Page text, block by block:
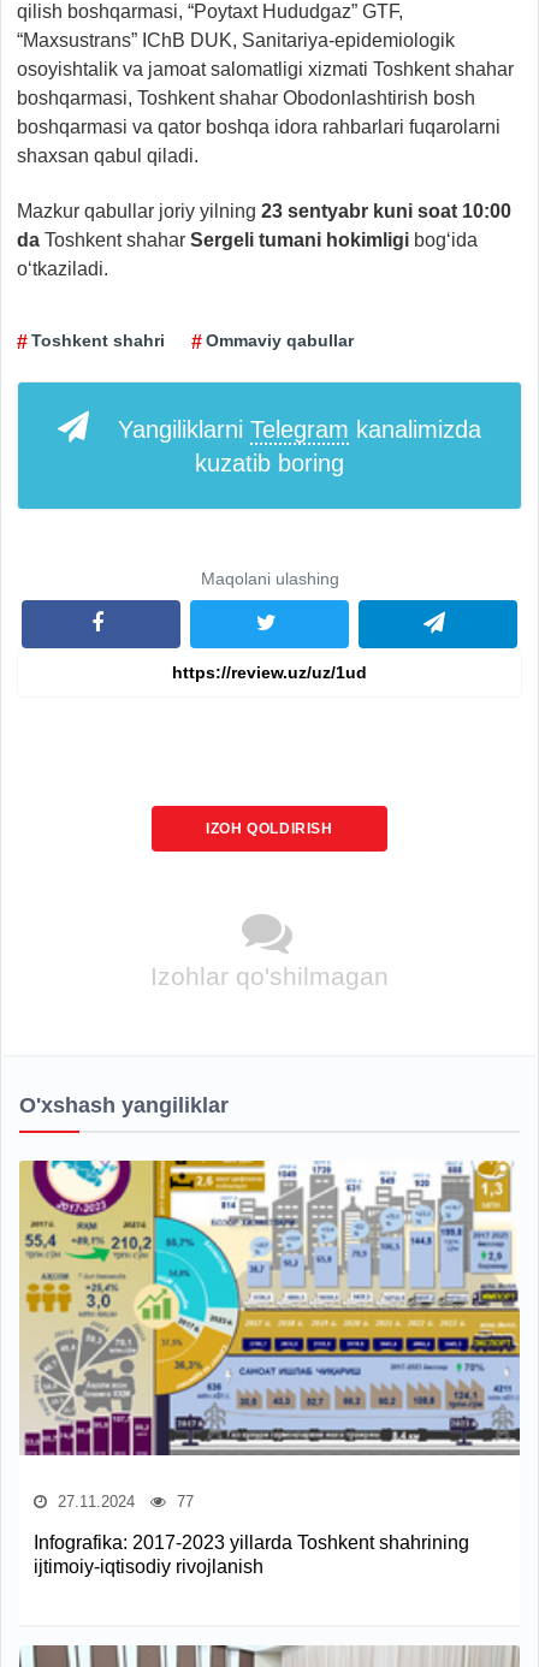
qilish boshqarmasi, “Poytaxt Hududgaz” GTF,
“Maxsustrans” IChB DUK, Sanitariya-epidemiologik
osoyishtalik va jamoat salomatligi xizmati Toshkent shahar
boshqarmasi, Toshkent shahar Obodonlashtirish bosh
boshqarmasi va qator boshqa idora rahbarlari fuqarolarni
shaxsan qabul qiladi.
Mazkur qabullar joriy yilning 23 sentyabr kuni soat 10:00
da Toshkent shahar Sergeli tumani hokimligi bog‘ida
o‘tkaziladi.
Toshkent shahri Ommaviy qabullar
Yangiliklarni Telegram kanalimizda
kuzatib boring
Maqolani ulashing
IZOH QOLDIRISH
Izohlar qo'shilmagan
O'xshash yangiliklar
27.11.2024 77
Infografika: 2017-2023 yillarda Toshkent shahrining
ijtimoiy-iqtisodiy rivojlanish